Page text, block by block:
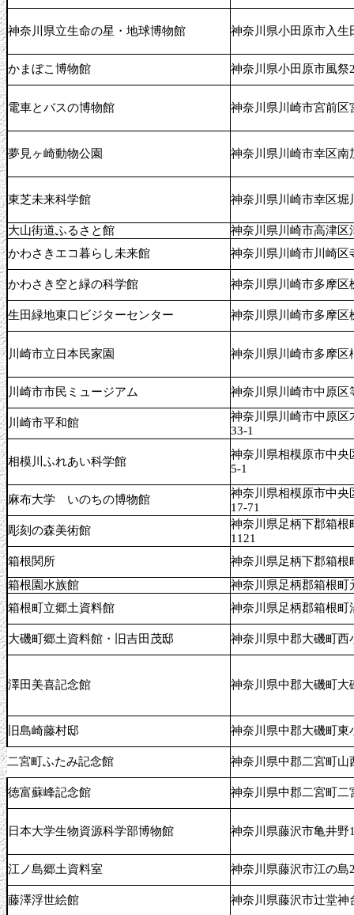
神奈川県立生命の星・地球博物館 神奈川県小田原市入生
かまぼこ博物館 神奈川県小田原市風祭
電車とバスの博物館 神奈川県川崎市宮前区
夢見ヶ崎動物公園 神奈川県川崎市幸区南
東芝未来科学館 神奈川県川崎市幸区堀
大山街道ふるさと館
神奈川県川崎市高津区
かわさきエコ暮らし未来館
神奈川県川崎市川崎区
かわさき空と緑の科学館 神奈川県川崎市多摩区
生田緑地東口ビジターセンター 神奈川県川崎市多摩区
川崎市立日本民家園 神奈川県川崎市多摩区
川崎市市民ミュージアム 神奈川県川崎市中原区
川崎市平和館
神奈川県川崎市中原区
33-1
相模川ふれあい科学館
神奈川県相模原市中央
5-1
麻布大学 いのちの博物館
神奈川県相模原市中央
17-71
彫刻の森美術館
神奈川県足柄下郡箱根
1121
箱根関所
神奈川県足柄下郡箱根
箱根園水族館
神奈川県足柄郡箱根町
箱根町立郷土資料館
神奈川県足柄郡箱根町
大磯町郷土資料館・旧吉田茂邸 神奈川県中郡大磯町西
澤田美喜記念館 神奈川県中郡大磯町大
旧島崎藤村邸 神奈川県中郡大磯町東
二宮町ふたみ記念館 神奈川県中郡二宮町山
徳富蘇峰記念館 神奈川県中郡二宮町二
日本大学生物資源科学部博物館 神奈川県藤沢市亀井野
江ノ島郷土資料室 神奈川県藤沢市江の島
藤澤浮世絵館 神奈川県藤沢市辻堂神